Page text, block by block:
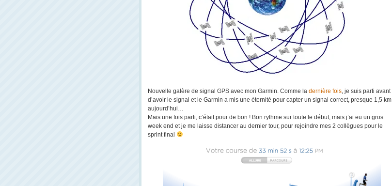
Nouvelle galère de signal GPS avec mon Garmin. Comme la dernière fois, je suis parti avant
d’avoir le signal et le Garmin a mis une éternité pour capter un signal correct, presque 1,5 km
aujourd’hui…
Mais une fois parti, c’était pour de bon ! Bon rythme sur toute le début, mais j’ai eu un gros
week end et je me laisse distancer au dernier tour, pour rejoindre mes 2 collègues pour le
sprint final